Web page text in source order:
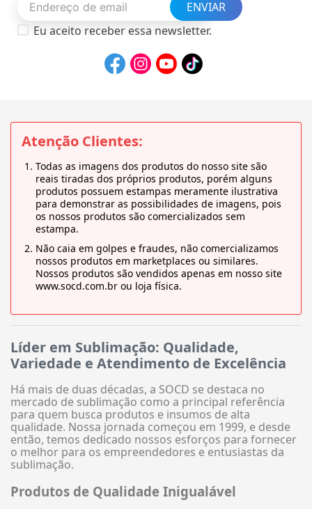
ENVIAR
Eu aceito receber essa newsletter.
Atenção Clientes:
Todas as imagens dos produtos do nosso site são
reais tiradas dos próprios produtos, porém alguns
produtos possuem estampas meramente ilustrativa
para demonstrar as possibilidades de imagens, pois
os nossos produtos são comercializados sem
estampa.
Não caia em golpes e fraudes, não comercializamos
nossos produtos em marketplaces ou similares.
Nossos produtos são vendidos apenas em nosso site
www.socd.com.br ou loja física.
Líder em Sublimação: Qualidade,
Variedade e Atendimento de Excelência
Há mais de duas décadas, a SOCD se destaca no
mercado de sublimação como a principal referência
para quem busca produtos e insumos de alta
qualidade. Nossa jornada começou em 1999, e desde
então, temos dedicado nossos esforços para fornecer
o melhor para os empreendedores e entusiastas da
sublimação.
Produtos de Qualidade Inigualável